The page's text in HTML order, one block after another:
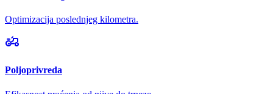
Optimizacija poslednjeg kilometra.
agriculture
Poljoprivreda